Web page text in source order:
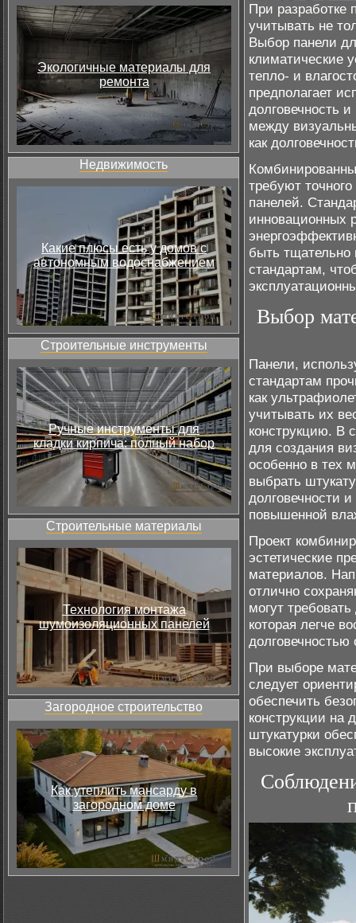
Экологичные материалы для
ремонта
Недвижимость
Какие плюсы есть у домов с
автономным водоснабжением
Строительные инструменты
Ручные инструменты для
кладки кирпича: полный набор
Строительные материалы
Технология монтажа
шумоизоляционных панелей
Загородное строительство
Как утеплить мансарду в
загородном доме
При разработке
учитывать не
Выбор панели
климатические
тепло- и
предполагает
долговечность
между
как
требуют
панелей.
инновационных
быть тщательно
стандартам,
Выбор
Панели,
стандартам
как
учитывать их
конструкцию. В
для создания
особенно в тех
выбрать
долговечности
повышенной
Проект
эстетические
материалов.
отлично
могут
которая легче
долговечностью
При выборе
следует
обеспечить
конструкции на
штукатурки
высокие